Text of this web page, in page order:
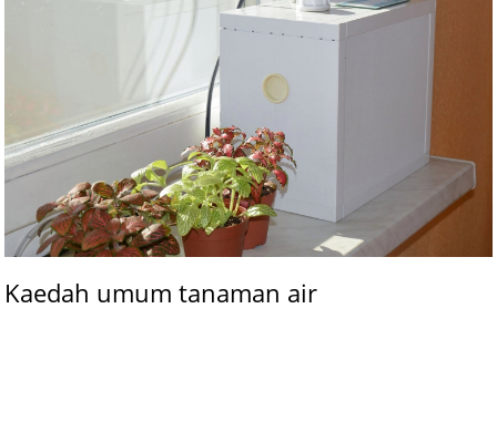
Kaedah umum tanaman air